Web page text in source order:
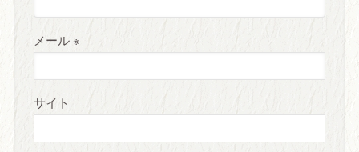
メール※
サイト